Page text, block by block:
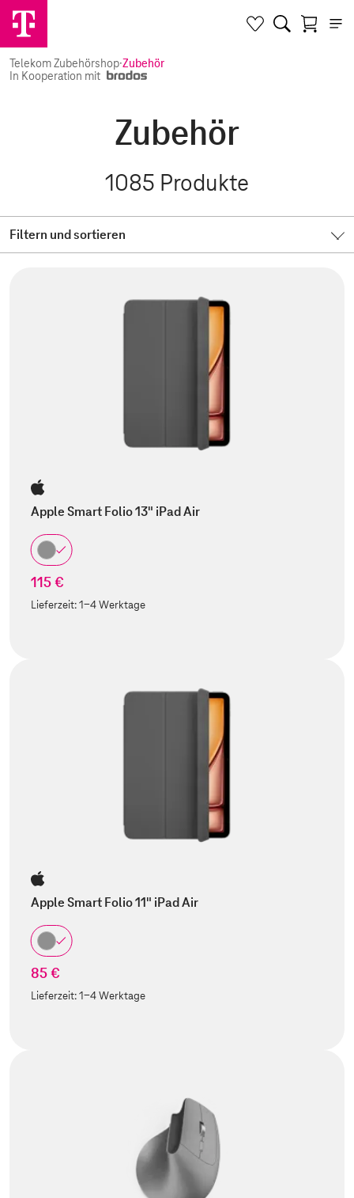
Telekom Zubehörshop·Zubehör
In Kooperation mit
Zubehör
1085 Produkte
Filtern und sortieren
Apple Smart Folio 13" iPad Air
115 €
Lieferzeit:1-4 Werktage
Apple Smart Folio 11" iPad Air
85 €
Lieferzeit:1-4 Werktage